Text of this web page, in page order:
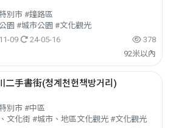
別市 #鐘路區
園 #城市公園 #文化觀光
09
24-05-16
378
92米以內
二手書街(청계천헌책방거리)
別市 #中區
文化街 #城市、地區文化觀光 #文化觀光